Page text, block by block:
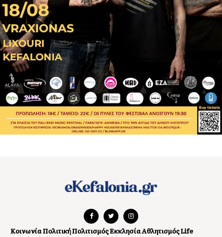
ΚοινωνίαΠολιτικήΠολιτισμόςΕκκλησίαΑθλητισμόςLife